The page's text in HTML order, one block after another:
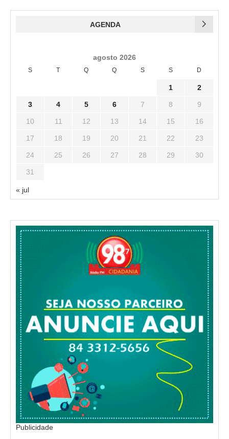
AGENDA
agosto 2026
S T Q Q S S D
1 2
3 4 5 6 7 8 9
10 11 12 13 14 15 16
17 18 19 20 21 22 23
24 25 26 27 28 29 30
31
« jul
Publicidade